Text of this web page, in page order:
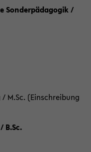
Sonderpädagogik /
M.Sc. (Einschreibung
B.Sc.